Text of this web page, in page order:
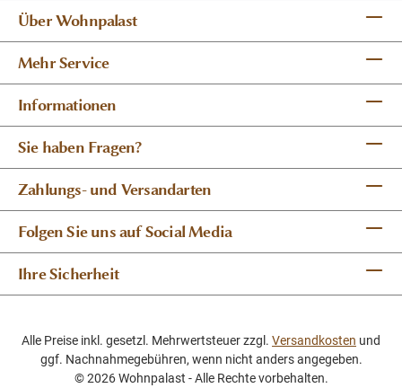
Über Wohnpalast
Mehr Service
Informationen
Sie haben Fragen?
Zahlungs- und Versandarten
Folgen Sie uns auf Social Media
Ihre Sicherheit
Alle Preise inkl. gesetzl. Mehrwertsteuer zzgl. Versandkosten und
ggf. Nachnahmegebühren, wenn nicht anders angegeben.
© 2026 Wohnpalast - Alle Rechte vorbehalten.